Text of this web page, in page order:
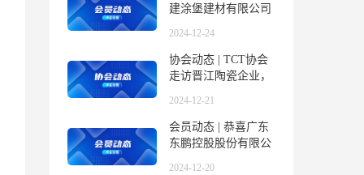
建涂堡建材有限公司
2024-12-24
协会动态 | TCT协会
走访晋江陶瓷企业，
2024-12-21
会员动态 | 恭喜广东
东鹏控股股份有限公
2024-12-20